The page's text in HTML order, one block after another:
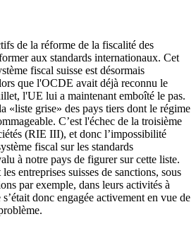
de la réforme de la fiscalité des
aux standards internationaux. Cet
fiscal suisse est désormais
que l'OCDE avait déjà reconnu le
l'UE lui a maintenant emboîté le pas.
«liste grise» des pays tiers dont le régime
C’est l'échec de la troisième
(RIE III), et donc l’impossibilité
fiscal sur les standards
à notre pays de figurer sur cette liste.
entreprises suisses de sanctions, sous
par exemple, dans leurs activités à
donc engagée activement en vue de